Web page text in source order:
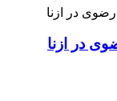
در ازنا